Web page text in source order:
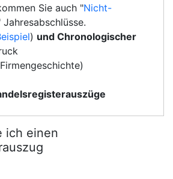
Sie auch "Nicht-
Jahresabschlüsse.
) und Chronologischer
ich einen